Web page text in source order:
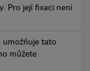
Pro její fixaci není
umožňuje tato
můžete